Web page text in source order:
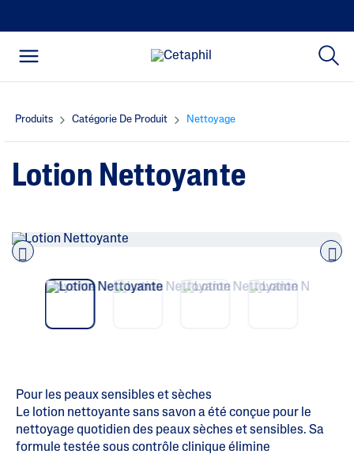
Produits Catégorie De Produit Nettoyage
Lotion Nettoyante
Pour les peaux sensibles et sèches
Le lotion nettoyante sans savon a été conçue pour le
nettoyage quotidien des peaux sèches et sensibles. Sa
formule testée sous contrôle clinique élimine